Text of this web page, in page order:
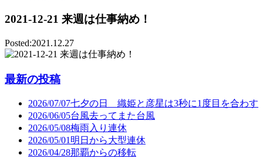
2021-12-21 来週は仕事納め！
Posted:2021.12.27
最新の投稿
2026/07/07七夕の日 織姫と彦星は3秒に1度目を合わす
2026/06/05台風去ってまた台風
2026/05/08梅雨入り連休
2026/05/01 明日から大型連休
2026/04/28那覇からの移転